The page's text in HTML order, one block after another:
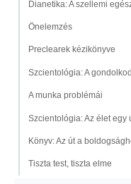
Dianetika: A szellemi
Önelemzés
Preclearek kézikönyve
Szcientológia: A
A munka problémái
Szcientológia: Az élet egy
Könyv: Az út a
Tiszta test, tiszta elme